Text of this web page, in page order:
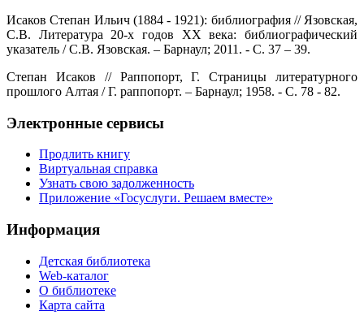
Исаков Степан Ильич (1884 - 1921): библиография // Язовская,
С.В. Литература 20-х годов XX века: библиографический
указатель / С.В. Язовская. – Барнаул; 2011. - С. 37 – 39.
Степан Исаков // Раппопорт, Г. Страницы литературного
прошлого Алтая / Г. раппопорт. – Барнаул; 1958. - С. 78 - 82.
Электронные сервисы
Продлить книгу
Виртуальная справка
Узнать свою задолженность
Приложение «Госуслуги. Решаем вместе»
Информация
Детская библиотека
Web-каталог
О библиотеке
Карта сайта